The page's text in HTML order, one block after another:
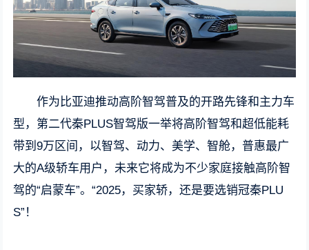
作为比亚迪推动高阶智驾普及的开路先锋和主力车
型，第二代秦PLUS智驾版一举将高阶智驾和超低能耗
带到9万区间，以智驾、动力、美学、智舱，普惠最广
大的A级轿车用户，未来它将成为不少家庭接触高阶智
驾的“启蒙车”。“2025，买家轿，还是要选销冠秦PLU
S”！